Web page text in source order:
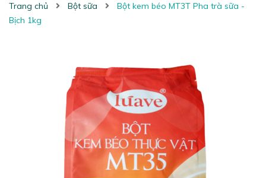
Trang chủ Bột sữa
Bột kem béo MT3T Pha trà sữa -
Bịch 1kg